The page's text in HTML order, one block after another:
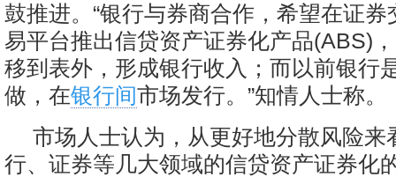
鼓推进。“银行与券商合作，希望在证
易平台推出信贷资产证券化产品(ABS)
移到表外，形成银行收入；而以前银行
做，在银行间市场发行。”知情人士称。
市场人士认为，从更好地分散风险来
行、证券等几大领域的信贷资产证券化